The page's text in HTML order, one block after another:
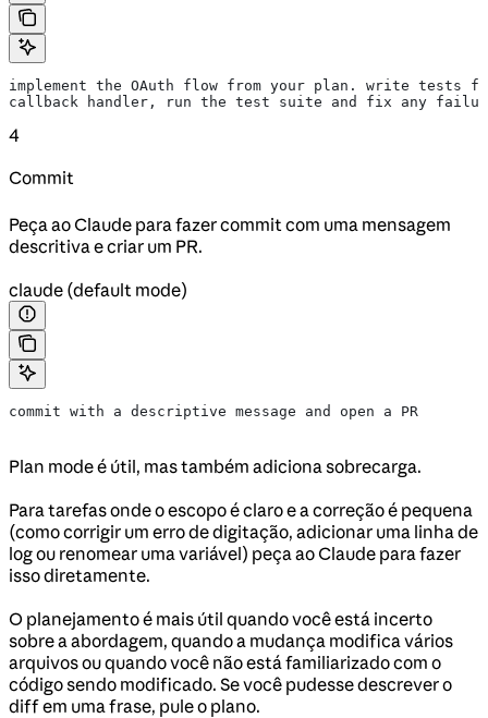
implement the OAuth flow from your plan. write tests
callback handler, run the test suite and fix any
4
Commit
Peça ao Claude para fazer commit com uma mensagem
descritiva e criar um PR.
claude (default mode)
commit with a descriptive message and open a PR
Plan mode é útil, mas também adiciona sobrecarga.
Para tarefas onde o escopo é claro e a correção é pequena
(como corrigir um erro de digitação, adicionar uma linha de
log ou renomear uma variável) peça ao Claude para fazer
isso diretamente.
O planejamento é mais útil quando você está incerto
sobre a abordagem, quando a mudança modifica vários
arquivos ou quando você não está familiarizado com o
código sendo modificado. Se você pudesse descrever o
diff em uma frase, pule o plano.